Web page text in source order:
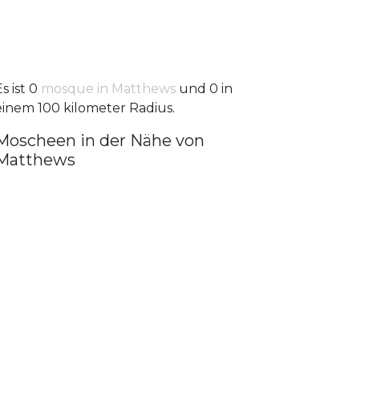
ist 0 mosque in Matthews und 0 in
100 kilometer Radius.
in der Nähe von